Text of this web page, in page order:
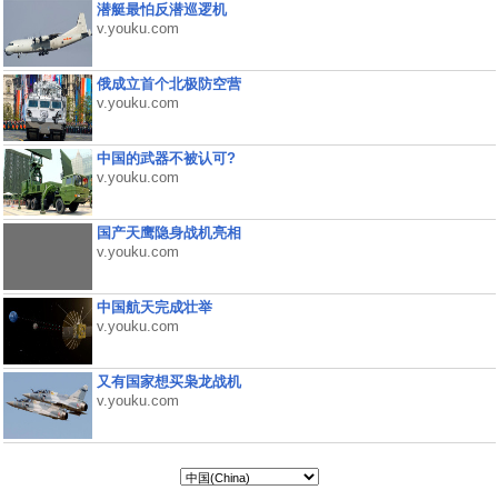
潜艇最怕反潜巡逻机
v.youku.com
俄成立首个北极防空营
v.youku.com
中国的武器不被认可?
v.youku.com
国产天鹰隐身战机亮相
v.youku.com
中国航天完成壮举
v.youku.com
又有国家想买枭龙战机
v.youku.com